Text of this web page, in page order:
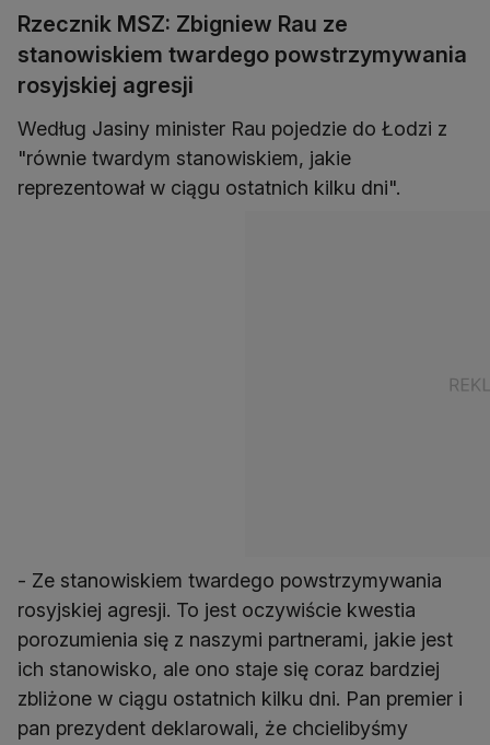
Rzecznik MSZ: Zbigniew Rau ze
stanowiskiem twardego powstrzymywania
rosyjskiej agresji
Według Jasiny minister Rau pojedzie do Łodzi z
"równie twardym stanowiskiem, jakie
reprezentował w ciągu ostatnich kilku dni".
- Ze stanowiskiem twardego powstrzymywania
rosyjskiej agresji. To jest oczywiście kwestia
porozumienia się z naszymi partnerami, jakie jest
ich stanowisko, ale ono staje się coraz bardziej
zbliżone w ciągu ostatnich kilku dni. Pan premier i
pan prezydent deklarowali, że chcielibyśmy